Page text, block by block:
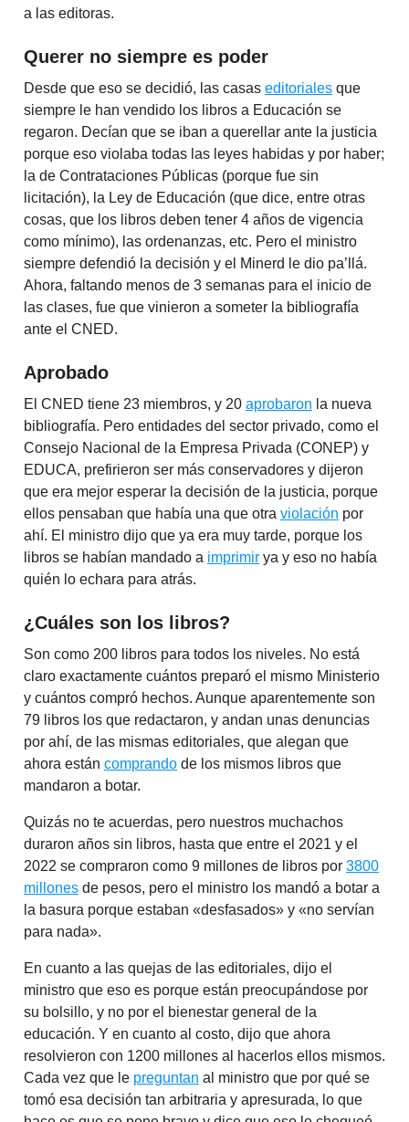
a las editoras.
Querer no siempre es poder
Desde que eso se decidió, las casas editoriales que
siempre le han vendido los libros a Educación se
regaron. Decían que se iban a querellar ante la justicia
porque eso violaba todas las leyes habidas y por haber;
la de Contrataciones Públicas (porque fue sin
licitación), la Ley de Educación (que dice, entre otras
cosas, que los libros deben tener 4 años de vigencia
como mínimo), las ordenanzas, etc. Pero el ministro
siempre defendió la decisión y el Minerd le dio pa’llá.
Ahora, faltando menos de 3 semanas para el inicio de
las clases, fue que vinieron a someter la bibliografía
ante el CNED.
Aprobado
El CNED tiene 23 miembros, y 20 aprobaron la nueva
bibliografía. Pero entidades del sector privado, como el
Consejo Nacional de la Empresa Privada (CONEP) y
EDUCA, prefirieron ser más conservadores y dijeron
que era mejor esperar la decisión de la justicia, porque
ellos pensaban que había una que otra violación por
ahí. El ministro dijo que ya era muy tarde, porque los
libros se habían mandado a imprimir ya y eso no había
quién lo echara para atrás.
¿Cuáles son los libros?
Son como 200 libros para todos los niveles. No está
claro exactamente cuántos preparó el mismo Ministerio
y cuántos compró hechos. Aunque aparentemente son
79 libros los que redactaron, y andan unas denuncias
por ahí, de las mismas editoriales, que alegan que
ahora están comprando de los mismos libros que
mandaron a botar.
Quizás no te acuerdas, pero nuestros muchachos
duraron años sin libros, hasta que entre el 2021 y el
2022 se compraron como 9 millones de libros por 3800
millones de pesos, pero el ministro los mandó a botar a
la basura porque estaban «desfasados» y «no servían
para nada».
En cuanto a las quejas de las editoriales, dijo el
ministro que eso es porque están preocupándose por
su bolsillo, y no por el bienestar general de la
educación. Y en cuanto al costo, dijo que ahora
resolvieron con 1200 millones al hacerlos ellos mismos.
Cada vez que le preguntan al ministro que por qué se
tomó esa decisión tan arbitraria y apresurada, lo que